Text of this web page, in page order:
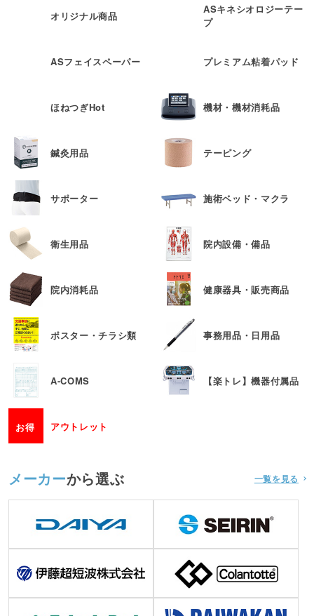
オリジナル商品
ASキネシオロジーテー
プ
ASフェイスペーパー プレミアム粘着パッド
ほねつぎHot 機材・機材消耗品
鍼灸用品 テーピング
サポーター 施術ベッド・マクラ
衛生用品 院内設備・備品
院内消耗品 健康器具・販売商品
ポスター・チラシ類 事務用品・日用品
A-COMS 【楽トレ】機器付属品
お得 アウトレット
メーカーから選ぶ 一覧を見る